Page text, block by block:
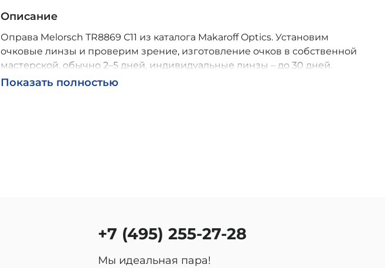
Описание
Оправа Melorsch TR8869 C11 из каталога Makaroff Optics. Установим
очковые линзы и проверим зрение, изготовление очков в собственной
мастерской, обычно 2–5 дней, индивидуальные линзы – до 30 дней.
Возможна доставка по России.
Показать полностью
+7 (495) 255-27-28
Мы идеальная пара!